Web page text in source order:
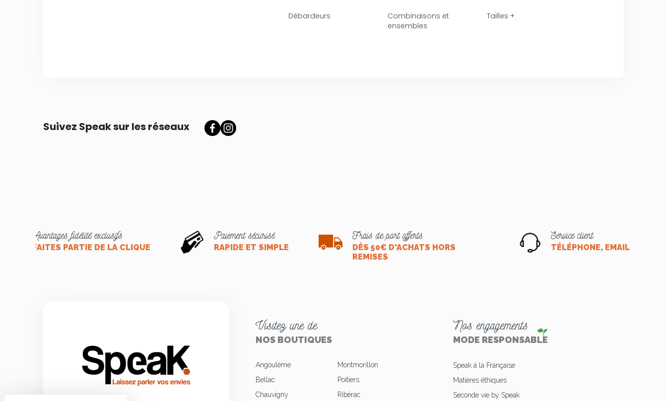
Débardeurs
Combinaisons et
ensembles
Tailles +
Suivez Speak sur les réseaux
Avantages fidélité exclusifs
FAITES PARTIE DE LA CLIQUE
Paiement sécurisé
RAPIDE ET SIMPLE
Frais de port offerts
DÈS 50€ D'ACHATS HORS
REMISES
Service client
TÉLÉPHONE, EMAIL OU
Visitez une de
NOS BOUTIQUES
Angoulème
Bellac
Chauvigny
Montmorillon
Poitiers
Ribérac
Nos engagements
MODE RESPONSABLE
Speak à la Française
Matières éthiques
Seconde vie by Speak